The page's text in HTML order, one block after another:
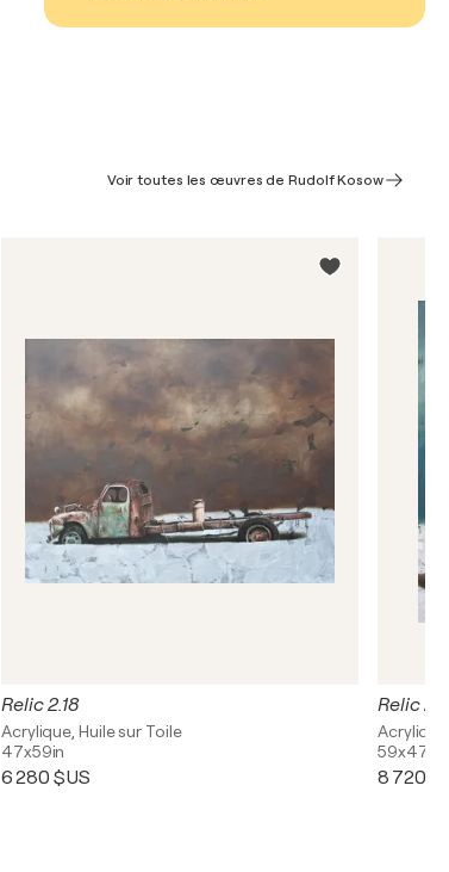
Voir toutes les œuvres de Rudolf Kosow
Relic 2.18
Acrylique, Huile sur Toile
47x59in
6 280 $US
Relic
59x47in
8 720